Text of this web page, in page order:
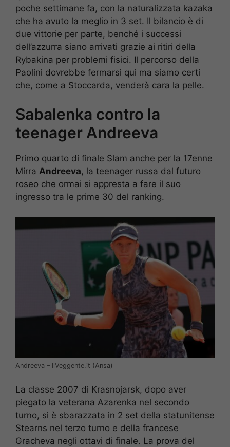
poche settimane fa, con la naturalizzata kazaka
che ha avuto la meglio in 3 set. Il bilancio è di
due vittorie per parte, benché i successi
dell’azzurra siano arrivati grazie ai ritiri della
Rybakina per problemi fisici. Il percorso della
Paolini dovrebbe fermarsi qui ma siamo certi
che, come a Stoccarda, venderà cara la pelle.
Sabalenka contro la
teenager Andreeva
Primo quarto di finale Slam anche per la 17enne
Mirra Andreeva, la teenager russa dal futuro
roseo che ormai si appresta a fare il suo
ingresso tra le prime 30 del ranking.
Andreeva – IlVeggente.it (Ansa)
La classe 2007 di Krasnojarsk, dopo aver
piegato la veterana Azarenka nel secondo
turno, si è sbarazzata in 2 set della statunitense
Stearns nel terzo turno e della francese
Gracheva negli ottavi di finale. La prova del